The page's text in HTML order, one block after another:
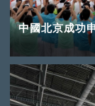
中國北京成功